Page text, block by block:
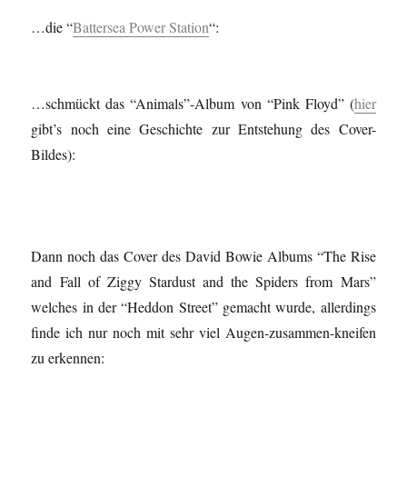
…die “Battersea Power Station“:
…schmückt das “Animals”-Album von “Pink Floyd” (hier
gibt’s noch eine Geschichte zur Entstehung des Cover-
Bildes):
Dann noch das Cover des David Bowie Albums “The Rise
and Fall of Ziggy Stardust and the Spiders from Mars”
welches in der “Heddon Street” gemacht wurde, allerdings
finde ich nur noch mit sehr viel Augen-zusammen-kneifen
zu erkennen: